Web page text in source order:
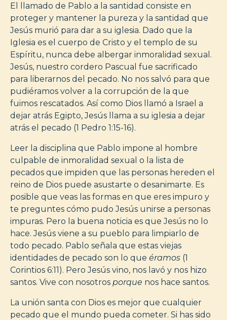
El llamado de Pablo a la santidad consiste en
proteger y mantener la pureza y la santidad que
Jesús murió para dar a su iglesia. Dado que la
Iglesia es el cuerpo de Cristo y el templo de su
Espíritu, nunca debe albergar inmoralidad sexual.
Jesús, nuestro cordero Pascual fue sacrificado
para liberarnos del pecado. No nos salvó para que
pudiéramos volver a la corrupción de la que
fuimos rescatados. Así como Dios llamó a Israel a
dejar atrás Egipto, Jesús llama a su iglesia a dejar
atrás el pecado (1 Pedro 1:15-16).
Leer la disciplina que Pablo impone al hombre
culpable de inmoralidad sexual o la lista de
pecados que impiden que las personas hereden el
reino de Dios puede asustarte o desanimarte. Es
posible que veas las formas en que eres impuro y
te preguntes cómo pudo Jesús unirse a personas
impuras. Pero la buena noticia es que Jesús no lo
hace. Jesús viene a su pueblo para limpiarlo de
todo pecado. Pablo señala que estas viejas
identidades de pecado son lo que éramos (1
Corintios 6:11). Pero Jesús vino, nos lavó y nos hizo
santos. Vive con nosotros porque nos hace santos.
La unión santa con Dios es mejor que cualquier
pecado que el mundo pueda cometer. Si has sido